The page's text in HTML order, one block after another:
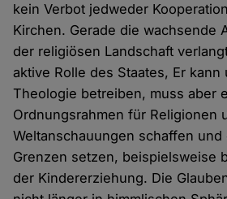
kein Verbot jedweder
Kirchen. Gerade die wachsende
der religiösen Landschaft
aktive Rolle des Staates, Er
Theologie betreiben, muss aber
Ordnungsrahmen für Religionen
Weltanschauungen schaffen und
Grenzen setzen, beispielsweise
der Kindererziehung. Die